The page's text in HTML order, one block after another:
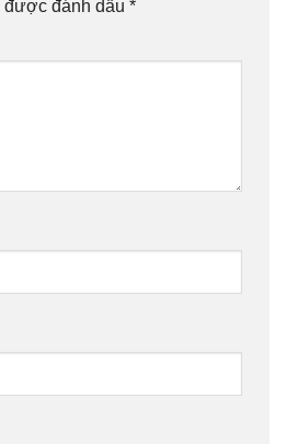
đánh dấu *